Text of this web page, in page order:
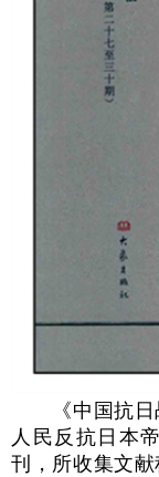
《中国抗日
人民反抗日本
刊，所收集文